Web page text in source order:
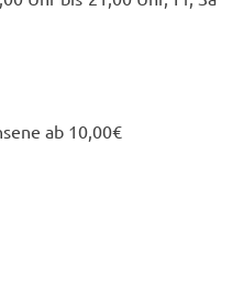
ab 10,00€